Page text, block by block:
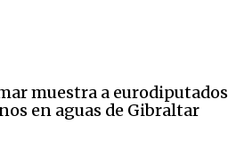
muestra a eurodiputados
en aguas de Gibraltar